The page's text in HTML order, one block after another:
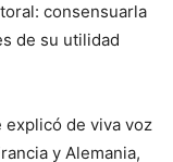
consensuarla
de su utilidad
explicó de viva voz
y Alemania,